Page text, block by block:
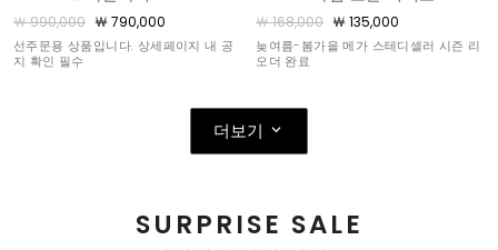
￦ 990,000 ￦ 790,000
선주문용 상품입니다. 상세페이지 내 공
지 확인 필수
￦ 168,000 ￦ 135,000
늦여름-봄가을 메가 스테디셀러 시즌 리
오더 완료
더보기
SURPRISE SALE